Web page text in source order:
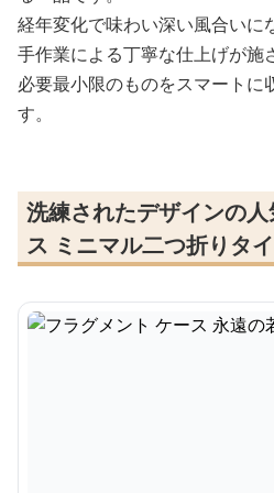
経年変化で味わい深い風合いに
手作業による丁寧な仕上げが施
必要最小限のものをスマートに
す。
洗練されたデザインの
ス ミニマル二つ折りタ